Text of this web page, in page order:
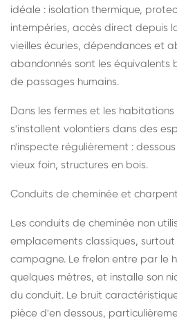
idéale : isolation thermique,
intempéries, accès direct depuis
vieilles écuries, dépendances et
abandonnés sont les équivalents
de passages humains.
Dans les fermes et les habitations
s'installent volontiers dans des
n'inspecte régulièrement :
vieux foin, structures en bois.
Conduits de cheminée et
Les conduits de cheminée non
emplacements classiques,
campagne. Le frelon entre par le
quelques mètres, et installe son
du conduit. Le bruit
pièce d'en dessous,